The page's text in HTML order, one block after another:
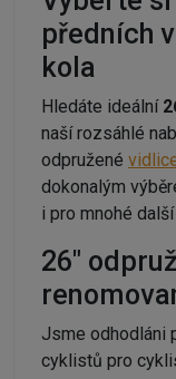
předních
kola
Hledáte ideální
naší rozsáhlé
odpružené
dokonalým
i pro mnohé
26"
Jsme odhodláni
cyklistů pro